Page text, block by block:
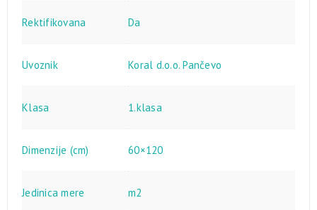
Rektifikovana Da
Uvoznik Koral d.o.o. Pančevo
Klasa 1.klasa
Dimenzije (cm) 60×120
Jedinica mere m2